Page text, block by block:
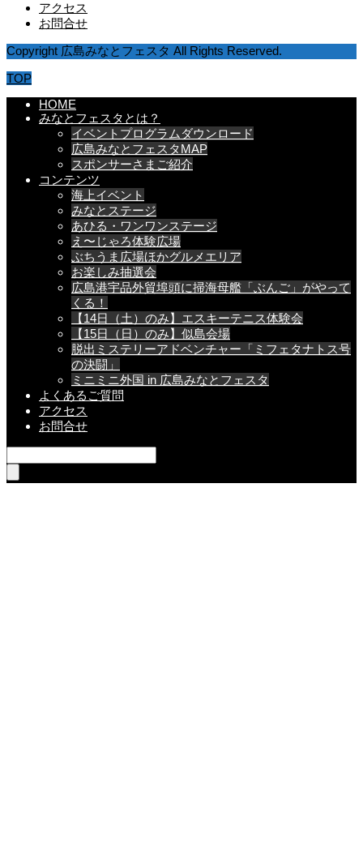
アクセス
お問合せ
Copyright 広島みなとフェスタ All Rights Reserved.
TOP
HOME
みなとフェスタとは？
イベントプログラムダウンロード
広島みなとフェスタMAP
スポンサーさまご紹介
コンテンツ
海上イベント
みなとステージ
あひる・ワンワンステージ
え〜じゃろ体験広場
ぶちうま広場ほかグルメエリア
お楽しみ抽選会
広島港宇品外貿埠頭に掃海母艦「ぶんご」がやって
くる！
【14日（土）のみ】エスキーテニス体験会
【15日（日）のみ】似島会場
脱出ミステリーアドベンチャー「ミフェタナトス号
の決闘」
ミニミニ外国 in 広島みなとフェスタ
よくあるご質問
アクセス
お問合せ